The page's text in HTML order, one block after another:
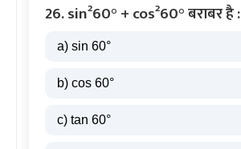
26. sin²60° + cos²60° बराबर है :
a) sin 60°
b) cos 60°
c) tan 60°